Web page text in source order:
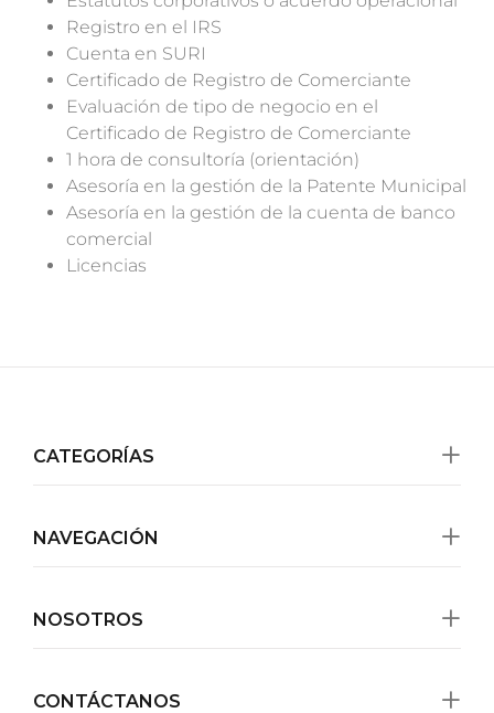
Registro en el IRS
Cuenta en SURI
Certificado de Registro de Comerciante
Evaluación de tipo de negocio en el
Certificado de Registro de Comerciante
1 hora de consultoría (orientación)
Asesoría en la gestión de la Patente Municipal
Asesoría en la gestión de la cuenta de banco
comercial
Licencias
CATEGORÍAS
NAVEGACIÓN
NOSOTROS
CONTÁCTANOS